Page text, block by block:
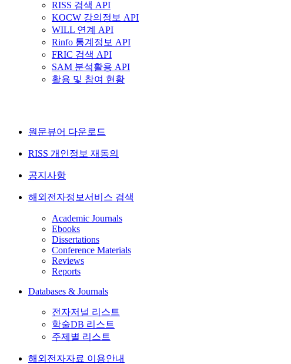
RISS 검색 API
KOCW 강의정보 API
WILL 연계 API
Rinfo 통계정보 API
FRIC 검색 API
SAM 분석활용 API
활용 및 참여 현황
원문뷰어 다운로드
RISS 개인정보 재동의
공지사항
해외전자정보서비스 검색
Academic Journals
Ebooks
Dissertations
Conference Materials
Reviews
Reports
Databases & Journals
전자저널 리스트
학술DB 리스트
주제별 리스트
해외전자자료 이용안내